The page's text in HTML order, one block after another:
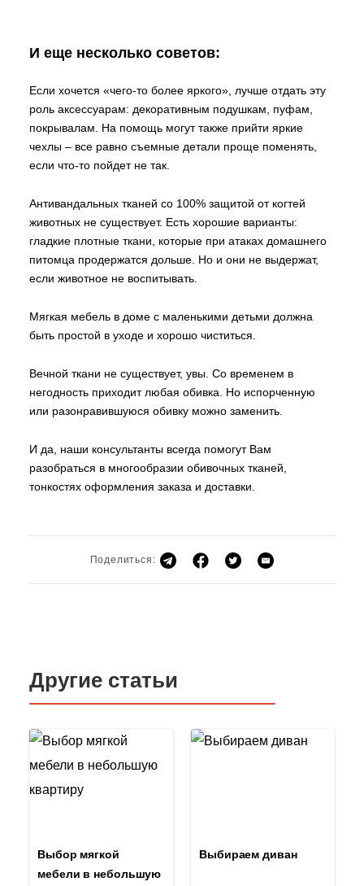
И еще несколько советов:
Если хочется «чего-то более яркого», лучше отдать эту
роль аксессуарам: декоративным подушкам, пуфам,
покрывалам. На помощь могут также прийти яркие
чехлы – все равно съемные детали проще поменять,
если что-то пойдет не так.
Антивандальных тканей со 100% защитой от когтей
животных не существует. Есть хорошие варианты:
гладкие плотные ткани, которые при атаках домашнего
питомца продержатся дольше. Но и они не выдержат,
если животное не воспитывать.
Мягкая мебель в доме с маленькими детьми должна
быть простой в уходе и хорошо чиститься.
Вечной ткани не существует, увы. Со временем в
негодность приходит любая обивка. Но испорченную
или разонравившуюся обивку можно заменить.
И да, наши консультанты всегда помогут Вам
разобраться в многообразии обивочных тканей,
тонкостях оформления заказа и доставки.
Поделиться:
Другие статьи
Выбор мягкой
мебели в небольшую
Выбираем диван